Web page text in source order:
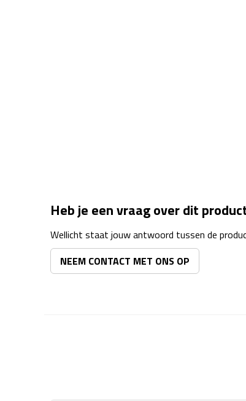
Heb je een vraag over dit
Wellicht staat jouw antwoord tussen de
NEEM CONTACT MET ONS OP